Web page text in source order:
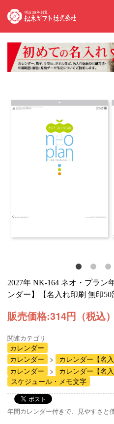
2027年 NK-164 ネオ・プラン
ンダー】【名入れ印刷 無印50
販売価格:314円（税込）
関連カテゴリ
カレンダー
カレンダー
カレンダー【名
カレンダー
カレンダー【名
スケジュール・メモ文字
年間カレンダー付きで、見やすさと